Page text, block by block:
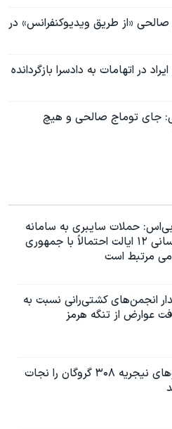
«از طریق ویدیوکنفرانس» در
در اتهامات به دادسرا بازگردانده
جای توماج صالحی و هیچ
حملات سایبری به سامانه
آب‌رسانی ۱۲ ایالت احتمالاً با جمهوری
مرتبط است
انجمن‌های کشتی‌رانی نسبت به
عوارض از تنگه هرمز
نیروهای نیجریه‌ ۳۰۸ گروگان را نجات